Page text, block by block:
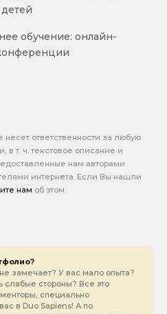
обучение: онлайн-
ответственности за любую
в т. ч. текстовое описание и
нам авторами
интернета. Если Вы нашли
нам об этом.
замечает? У вас мало опыта?
слабые стороны? Все это
специально
в Duo Sapiens! А по